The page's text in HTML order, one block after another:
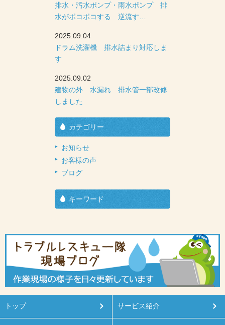
排水・汚水ポンプ・雨水ポンプ 排
水がボコボコする 逆流す…
2025.09.04
ドラム洗濯機 排水詰まり対応しま
す
2025.09.02
建物の外 水漏れ 排水管一部改修
しました
カテゴリー
お知らせ
お客様の声
ブログ
キーワード
トップ サービス紹介